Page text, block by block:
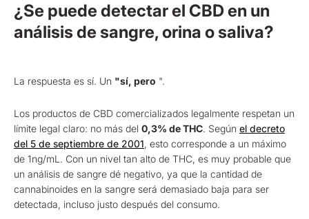
¿Se puede detectar el CBD en un
análisis de sangre, orina o saliva?
La respuesta es sí. Un "sí, pero ".
Los productos de CBD comercializados legalmente respetan un
límite legal claro: no más del 0,3% de THC. Según el decreto
del 5 de septiembre de 2001, esto corresponde a un máximo
de 1ng/mL. Con un nivel tan alto de THC, es muy probable que
un análisis de sangre dé negativo, ya que la cantidad de
cannabinoides en la sangre será demasiado baja para ser
detectada, incluso justo después del consumo.